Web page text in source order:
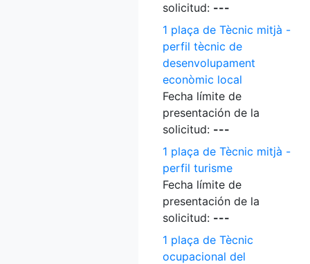
solicitud: ---
1 plaça de Tècnic mitjà -
perfil tècnic de
desenvolupament
econòmic local
Fecha límite de
presentación de la
solicitud: ---
1 plaça de Tècnic mitjà -
perfil turisme
Fecha límite de
presentación de la
solicitud: ---
1 plaça de Tècnic
ocupacional del